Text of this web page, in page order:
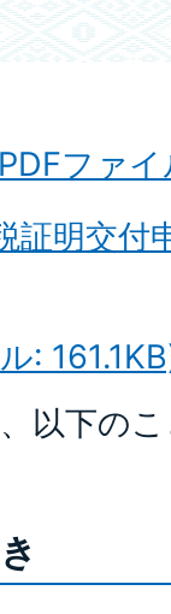
ファ
証明交
:
以下の